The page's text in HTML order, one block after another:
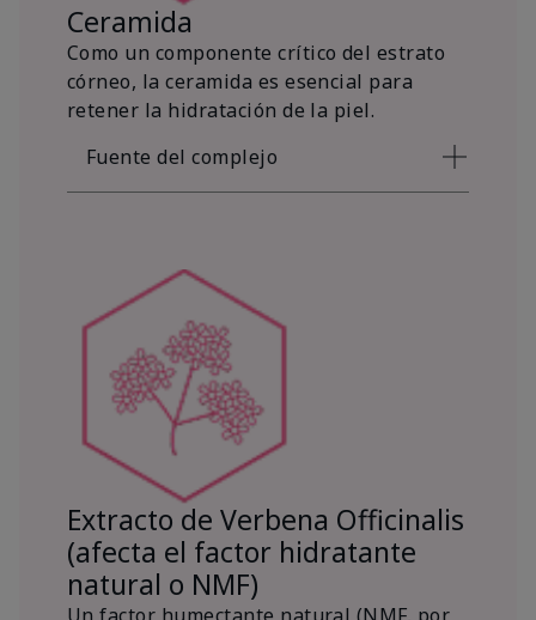
Ceramida
Como un componente crítico del estrato
córneo, la ceramida es esencial para
retener la hidratación de la piel.
Fuente del complejo
Extracto de Verbena Officinalis
(afecta el factor hidratante
natural o NMF)